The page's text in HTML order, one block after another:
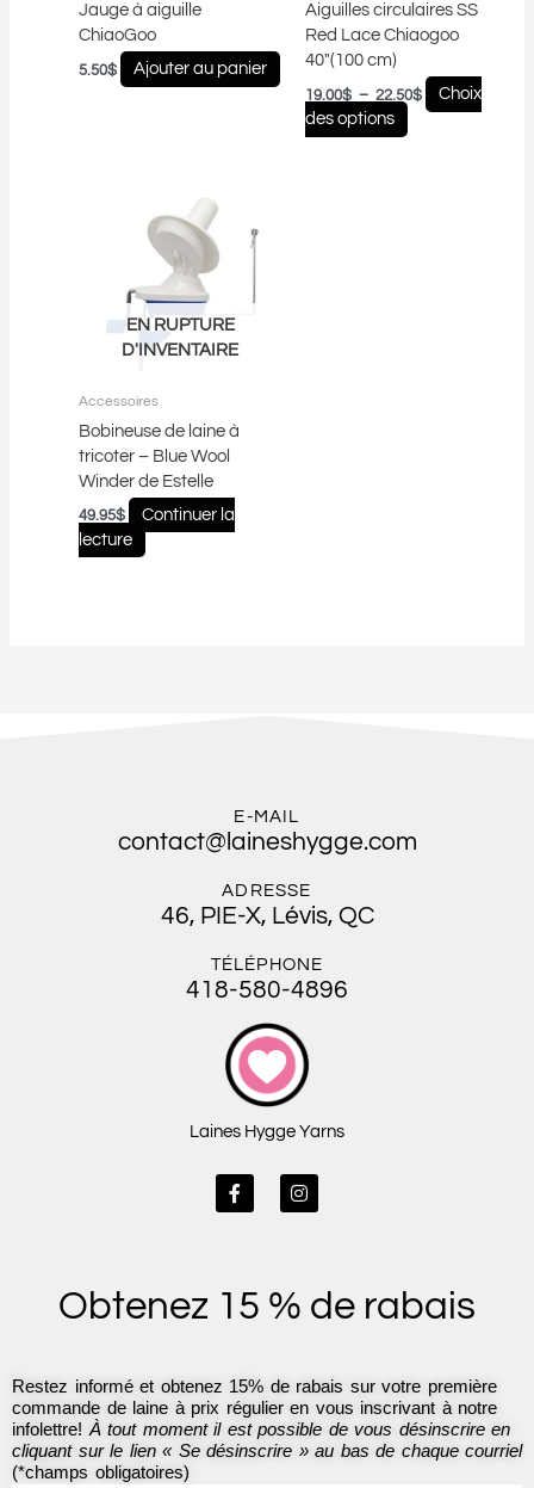
Jauge à aiguille
ChiaoGoo
5.50$ Ajouter au panier
Aiguilles circulaires SS
Red Lace Chiaogoo
40″(100 cm)
19.00$ – 22.50$
Choix
des options
sur
la
du
produit
EN RUPTURE
D'INVENTAIRE
Accessoires
Bobineuse de laine à
tricoter – Blue Wool
Winder de Estelle
49.95$
Continuer la
lecture
E-MAIL
contact@laineshygge.com
ADRESSE
46, PIE-X, Lévis, QC
TÉLÉPHONE
418-580-4896
Laines Hygge Yarns
F
a
o
k
I
n
r
a
Obtenez 15 % de rabais
Restez informé et obtenez 15% de rabais sur votre première
commande de laine à prix régulier en vous inscrivant à notre
infolettre! À tout moment il est possible de vous désinscrire en
cliquant sur le lien « Se désinscrire » au bas de chaque courriel
(*champs obligatoires)